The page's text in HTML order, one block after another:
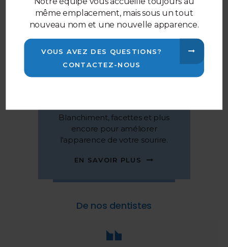
Blanchiment, facettes et plus
encore pour améliorer
l'apparence de votre sourire.
EN SAVOIR PLUS
De nos dentistes
même emplacement, mais sous un tout
nouveau nom et une nouvelle apparence.
VOUS AVEZ DES QUESTIONS?
CONTACTEZ-NOUS